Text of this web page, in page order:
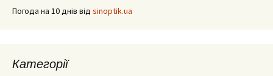
Погода на 10 днів від sinoptik.ua
Категорії